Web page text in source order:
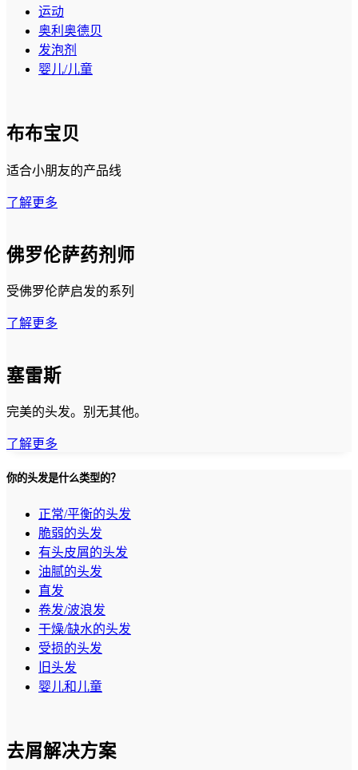
运动
奥利奥德贝
发泡剂
婴儿/儿童
布布宝贝
适合小朋友的产品线
了解更多
佛罗伦萨药剂师
受佛罗伦萨启发的系列
了解更多
塞雷斯
完美的头发。别无其他。
了解更多
你的头发是什么类型的？
正常/平衡的头发
脆弱的头发
有头皮屑的头发
油腻的头发
直发
卷发/波浪发
干燥/缺水的头发
受损的头发
旧头发
婴儿和儿童
去屑解决方案